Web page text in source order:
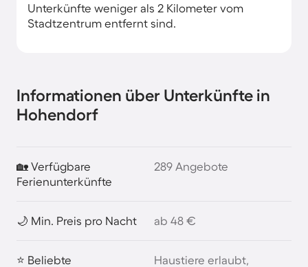
Unterkünfte weniger als 2 Kilometer vom
Stadtzentrum entfernt sind.
Informationen über Unterkünfte in
Hohendorf
🏡 Verfügbare
Ferienunterkünfte
289 Angebote
🌙 Min. Preis pro Nacht ab 48 €
⭐ Beliebte
Haustiere erlaubt,